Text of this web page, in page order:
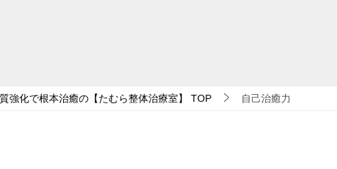
強化で根本治癒の【たむら整体治療室】 TOP 自己治癒力